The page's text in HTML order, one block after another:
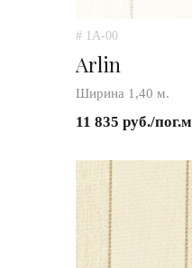
# 1A-00
Arlin
Ширина 1,40 м.
11 835 руб./пог.м